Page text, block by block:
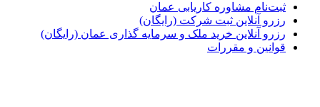
ثبت‌نام مشاوره کاریابی عمان
رزرو آنلاین ثبت شرکت (رایگان)
رزرو آنلاین خرید ملک و سرمایه گذاری عمان (رایگان)
قوانین و مقررات